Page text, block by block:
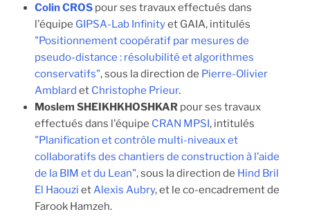
Colin CROS pour ses travaux effectués dans
l'équipe GIPSA-Lab Infinityet GAIA, intitulés
"Positionnement coopératif par mesures de
pseudo-distance : résolubilité et algorithmes
conservatifs", sous la direction de Pierre-Olivier
Amblard et Christophe Prieur.
Moslem SHEIKHKHOSHKAR pour ses travaux
effectués dans l'équipe CRAN MPSI, intitulés
"Planification et contrôle multi-niveaux et
collaboratifs des chantiers de construction à l’aide
de la BIM et du Lean", sous la direction de Hind Bril
El Haouzi etAlexis Aubry, et le co-encadrement de
Farook Hamzeh.